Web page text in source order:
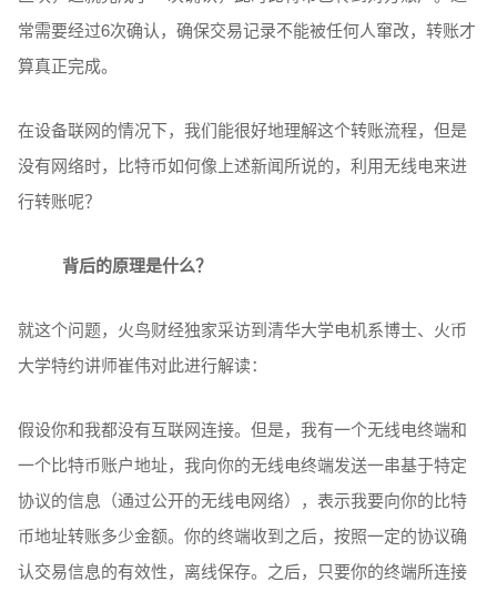
常需要经过6次确认，确保交易记录不能被任何人窜改，转账才
算真正完成。
在设备联网的情况下，我们能很好地理解这个转账流程，但是
没有网络时，比特币如何像上述新闻所说的，利用无线电来进
行转账呢？
背后的原理是什么？
就这个问题，火鸟财经独家采访到清华大学电机系博士、火币
大学特约讲师崔伟对此进行解读：
假设你和我都没有互联网连接。但是，我有一个无线电终端和
一个比特币账户地址，我向你的无线电终端发送一串基于特定
协议的信息（通过公开的无线电网络），表示我要向你的比特
币地址转账多少金额。你的终端收到之后，按照一定的协议确
认交易信息的有效性，离线保存。之后，只要你的终端所连接